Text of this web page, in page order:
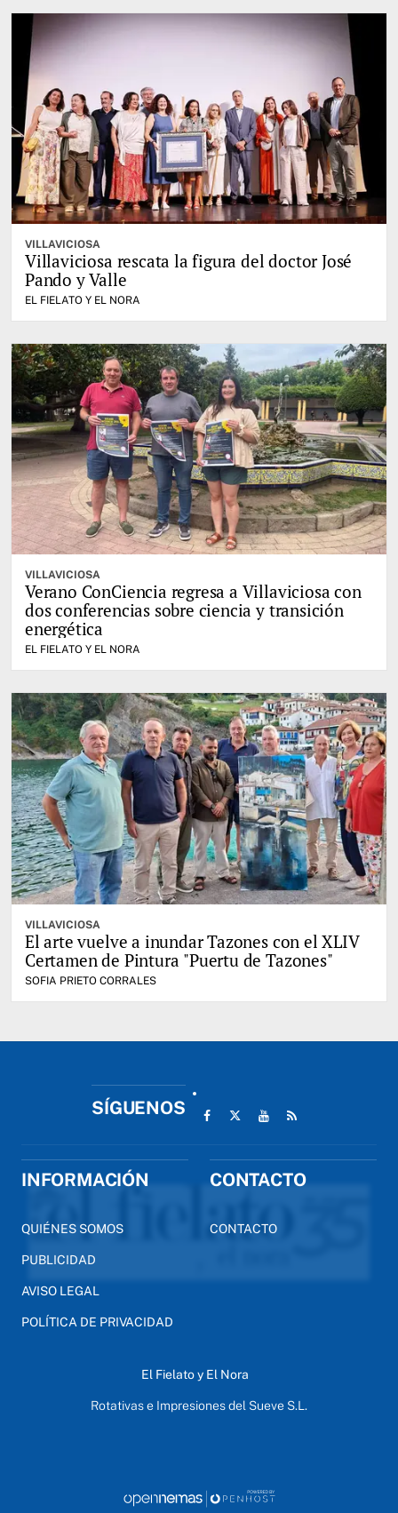
VILLAVICIOSA
Villaviciosa rescata la figura del doctor José
Pando y Valle
EL FIELATO Y EL NORA
VILLAVICIOSA
Verano ConCiencia regresa a Villaviciosa con
dos conferencias sobre ciencia y transición
energética
EL FIELATO Y EL NORA
VILLAVICIOSA
El arte vuelve a inundar Tazones con el XLIV
Certamen de Pintura "Puertu de Tazones"
SOFIA PRIETO CORRALES
SÍGUENOS
INFORMACIÓN
QUIÉNES SOMOS
PUBLICIDAD
AVISO LEGAL
POLÍTICA DE PRIVACIDAD
CONTACTO
CONTACTO
El Fielato y El Nora
Rotativas e Impresiones del Sueve S.L.